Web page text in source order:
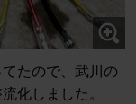
たので、武川の
化しました。